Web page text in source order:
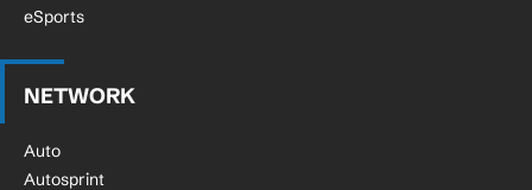
eSports
NETWORK
Auto
Autosprint